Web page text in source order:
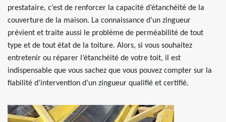
prestataire, c’est de renforcer la capacité d’étanchéité de la
couverture de la maison. La connaissance d’un zingueur
prévient et traite aussi le problème de perméabilité de tout
type et de tout état de la toiture. Alors, si vous souhaitez
entretenir ou réparer l’étanchéité de votre toit, il est
indispensable que vous sachez que vous pouvez compter sur la
fiabilité d’intervention d’un zingueur qualifié et certifié.